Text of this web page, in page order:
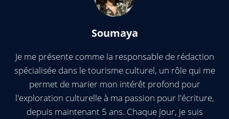
Soumaya
Je me présente comme la responsable de rédaction
spécialisée dans le tourisme culturel, un rôle qui me
permet de marier mon intérêt profond pour
l'exploration culturelle à ma passion pour l'écriture,
depuis maintenant 5 ans. Chaque jour, je suis